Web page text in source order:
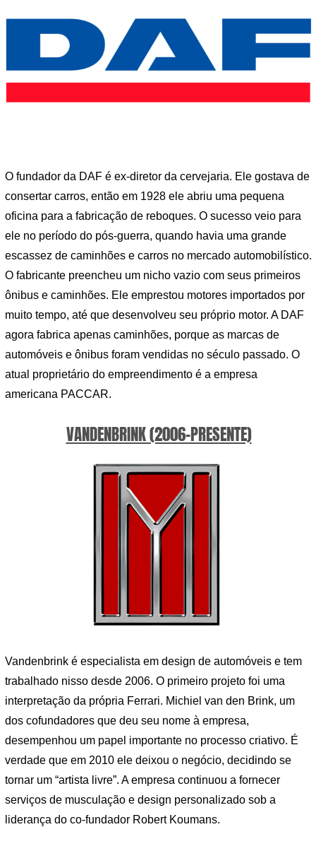
O fundador da DAF é ex-diretor da cervejaria. Ele gostava de
consertar carros, então em 1928 ele abriu uma pequena
oficina para a fabricação de reboques. O sucesso veio para
ele no período do pós-guerra, quando havia uma grande
escassez de caminhões e carros no mercado automobilístico.
O fabricante preencheu um nicho vazio com seus primeiros
ônibus e caminhões. Ele emprestou motores importados por
muito tempo, até que desenvolveu seu próprio motor. A DAF
agora fabrica apenas caminhões, porque as marcas de
automóveis e ônibus foram vendidas no século passado. O
atual proprietário do empreendimento é a empresa
americana PACCAR.
VANDENBRINK (2006-PRESENTE)
Vandenbrink é especialista em design de automóveis e tem
trabalhado nisso desde 2006. O primeiro projeto foi uma
interpretação da própria Ferrari. Michiel van den Brink, um
dos cofundadores que deu seu nome à empresa,
desempenhou um papel importante no processo criativo. É
verdade que em 2010 ele deixou o negócio, decidindo se
tornar um “artista livre”. A empresa continuou a fornecer
serviços de musculação e design personalizado sob a
liderança do co-fundador Robert Koumans.